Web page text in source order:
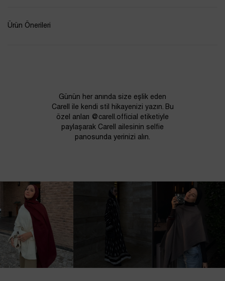
Ürün Önerileri
Günün her anında size eşlik eden
Carell ile kendi stil hikayenizi yazın. Bu
özel anları @carell.official etiketiyle
paylaşarak Carell ailesinin selfie
panosunda yerinizi alın.